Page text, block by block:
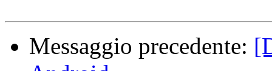
Messaggio precedente: